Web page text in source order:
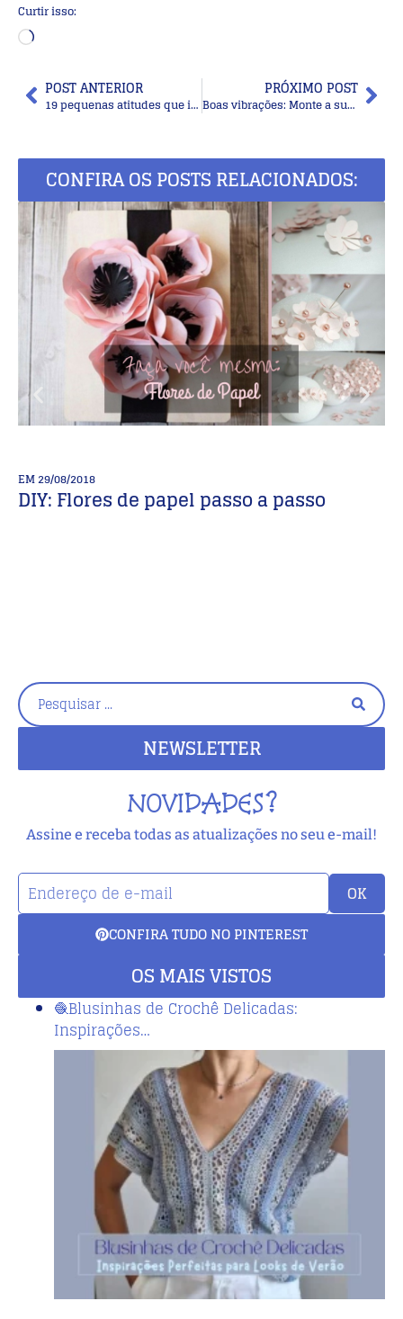
Curtir isso:
POST ANTERIOR
19 pequenas atitudes que impressionam quem está a sua volta
PRÓXIMO POST
Boas vibrações: Monte a sua grade de cristais linda e poderosa!
CONFIRA OS POSTS RELACIONADOS:
EM29/08/2018
DIY: Flores de papel passo a passo
NEWSLETTER
NOVIDADES?
Assine e receba todas as atualizações no seu e-mail!
OK
CONFIRA TUDO NO PINTEREST
OS MAIS VISTOS
🧶Blusinhas de Crochê Delicadas:
Inspirações…